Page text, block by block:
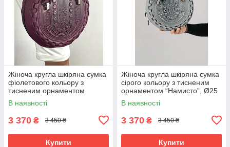
Жіноча кругла шкіряна сумка
фіолетового кольору з
тисненим орнаментом
“Намисто”, Ø25 см
В наявності
3 370 ₴ 3 450 ₴
Купити
Жіноча кругла шкіряна сумка
сірого кольору з тисненим
орнаментом “Намисто”, Ø25
см
В наявності
3 370 ₴ 3 450 ₴
Купити